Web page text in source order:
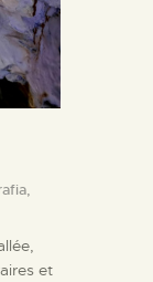
et